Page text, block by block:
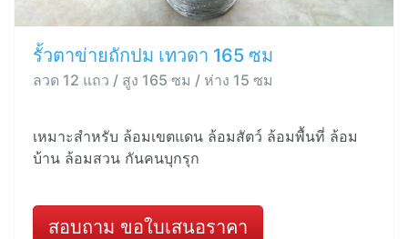
รั้วตาข่ายถักปม เทวดา 165 ซม
ลวด 12 แถว / สูง 165 ซม / ห่าง 15 ซม
เหมาะสำหรับ ล้อมเขตแดน ล้อมสัตว์ ล้อมพื้นที่ ล้อม
บ้าน ล้อมสวน กันคนบุกรุก
สอบถาม ขอใบเสนอราคา